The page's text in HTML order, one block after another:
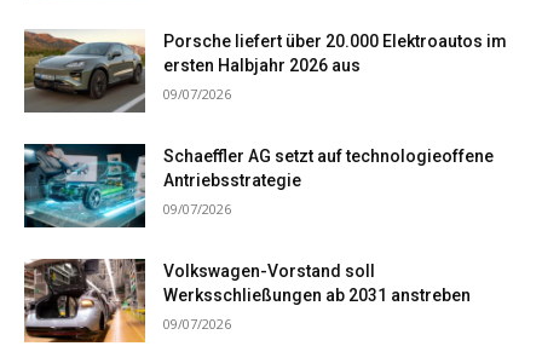
Porsche liefert über 20.000 Elektroautos im
ersten Halbjahr 2026 aus
09/07/2026
Schaeffler AG setzt auf technologieoffene
Antriebsstrategie
09/07/2026
Volkswagen-Vorstand soll
Werksschließungen ab 2031 anstreben
09/07/2026